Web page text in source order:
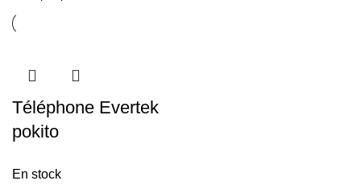
Téléphone Evertek
pokito
En stock